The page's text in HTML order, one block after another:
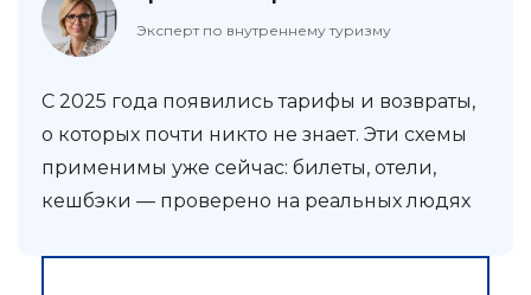
Эксперт по внутреннему туризму
С 2025 года появились тарифы и возвраты,
о которых почти никто не знает. Эти схемы
применимы уже сейчас: билеты, отели,
кешбэки — проверено на реальных людях